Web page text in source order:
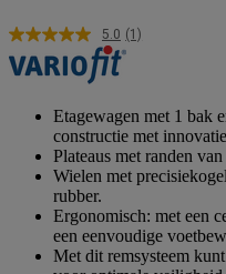
5.0 Lees
1
paginalink.
(1)
Etagewagen met 1 bak
constructie met
Plateaus met randen
Wielen met
rubber.
Ergonomisch: met een
een eenvoudige
Met dit remsysteem